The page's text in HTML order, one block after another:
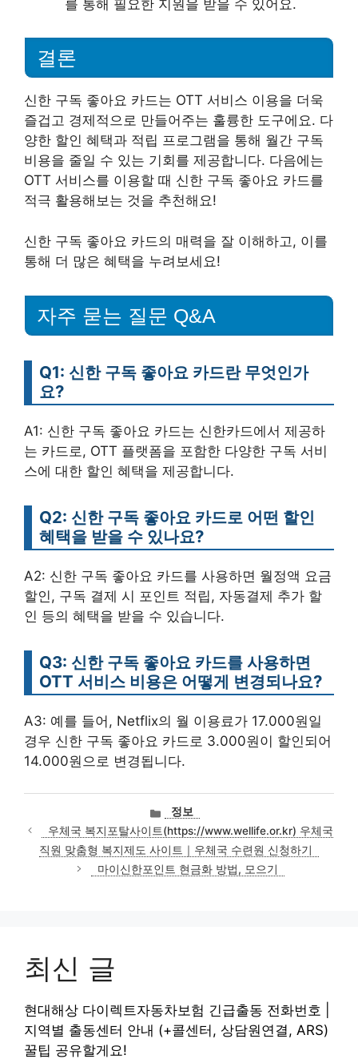
를 통해 필요한 지원을 받을 수 있어요.
결론
신한 구독 좋아요 카드는 OTT 서비스 이용을 더욱
즐겁고 경제적으로 만들어주는 훌륭한 도구에요. 다
양한 할인 혜택과 적립 프로그램을 통해 월간 구독
비용을 줄일 수 있는 기회를 제공합니다. 다음에는
OTT 서비스를 이용할 때 신한 구독 좋아요 카드를
적극 활용해보는 것을 추천해요!
신한 구독 좋아요 카드의 매력을 잘 이해하고, 이를
통해 더 많은 혜택을 누려보세요!
자주 묻는 질문 Q&A
Q1: 신한 구독 좋아요 카드란 무엇인가
요?
A1: 신한 구독 좋아요 카드는 신한카드에서 제공하
는 카드로, OTT 플랫폼을 포함한 다양한 구독 서비
스에 대한 할인 혜택을 제공합니다.
Q2: 신한 구독 좋아요 카드로 어떤 할인
혜택을 받을 수 있나요?
A2: 신한 구독 좋아요 카드를 사용하면 월정액 요금
할인, 구독 결제 시 포인트 적립, 자동결제 추가 할
인 등의 혜택을 받을 수 있습니다.
Q3: 신한 구독 좋아요 카드를 사용하면
OTT 서비스 비용은 어떻게 변경되나요?
A3: 예를 들어, Netflix의 월 이용료가 17.000원일
경우 신한 구독 좋아요 카드로 3.000원이 할인되어
14.000원으로 변경됩니다.
카
테
고
리
정보
우체국 복지포탈사이트(https://www.wellife.or.kr) 우체국
직원 맞춤형 복지제도 사이트｜우체국 수련원 신청하기
마이신한포인트 현금화 방법, 모으기
최신 글
현대해상 다이렉트자동차보험 긴급출동 전화번호 |
지역별 출동센터 안내 (+콜센터, 상담원연결, ARS)
꿀팁 공유할게요!